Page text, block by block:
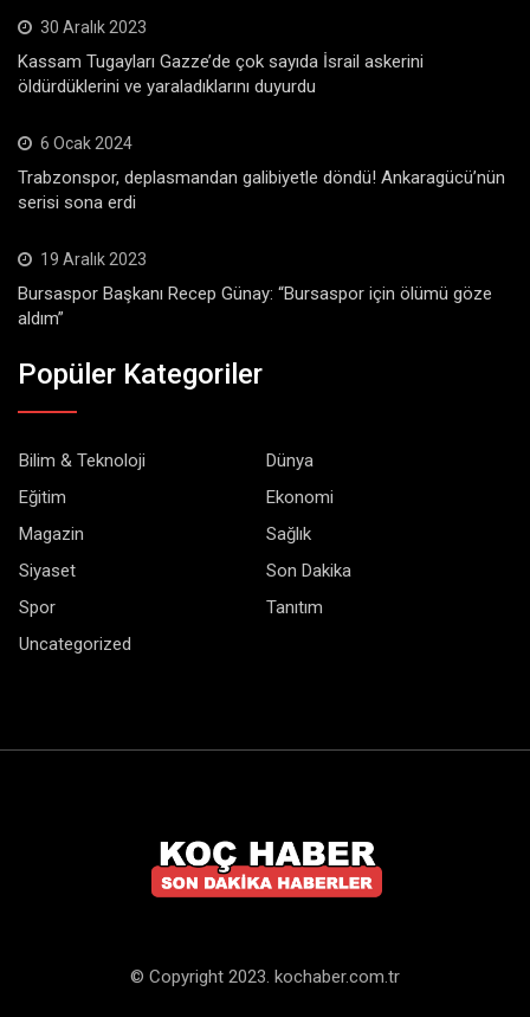
30 Aralık 2023
Kassam Tugayları Gazze’de çok sayıda İsrail askerini
öldürdüklerini ve yaraladıklarını duyurdu
6 Ocak 2024
Trabzonspor, deplasmandan galibiyetle döndü! Ankaragücü’nün
serisi sona erdi
19 Aralık 2023
Bursaspor Başkanı Recep Günay: “Bursaspor için ölümü göze
aldım”
Popüler Kategoriler
Bilim & Teknoloji
Dünya
Eğitim
Ekonomi
Magazin
Sağlık
Siyaset
Son Dakika
Spor
Tanıtım
Uncategorized
© Copyright 2023. kochaber.com.tr